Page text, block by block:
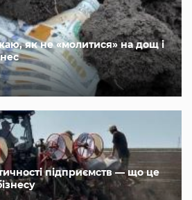
як не «молитися» на дощ і
підприємств — що це